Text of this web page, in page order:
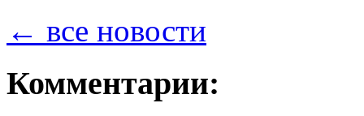
← все новости
Комментарии: